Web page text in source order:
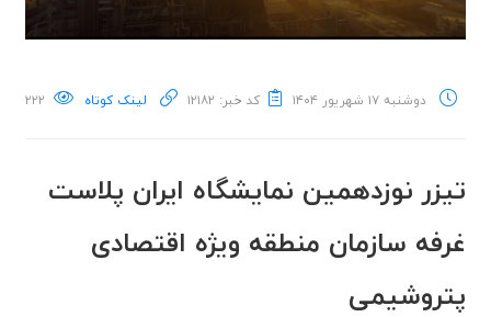
دوشنبه ۱۷ شهریور ۱۴۰۴ کد خبر: ۱۲۱۸۲ لینک کوتاه ۲۲۲
تیزر نوزدهمین نمایشگاه ایران پلاست
غرفه سازمان منطقه ویژه اقتصادی
پتروشیمی